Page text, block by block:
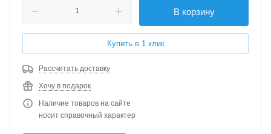
В корзину
Купить в 1 клик
Рассчитать доставку
Хочу в подарок
Наличие товаров на сайте
носит справочный характер